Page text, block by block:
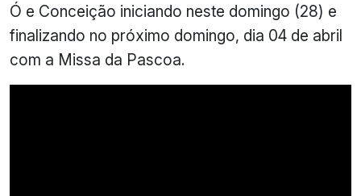
Ó e Conceição iniciando neste domingo (28) e
finalizando no próximo domingo, dia 04 de abril
com a Missa da Pascoa.